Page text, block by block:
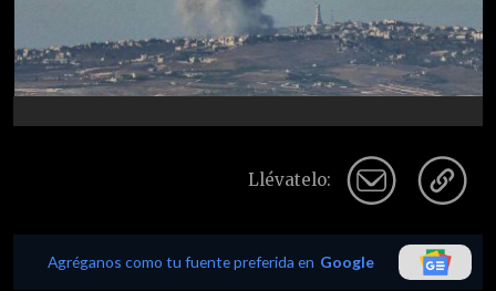
Llévatelo:
Agréganos como tu fuente preferida en Google